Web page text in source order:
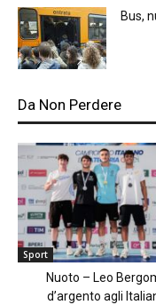
Bus,
Da Non Perdere
Sport
Nuoto – Leo
d’argento agli